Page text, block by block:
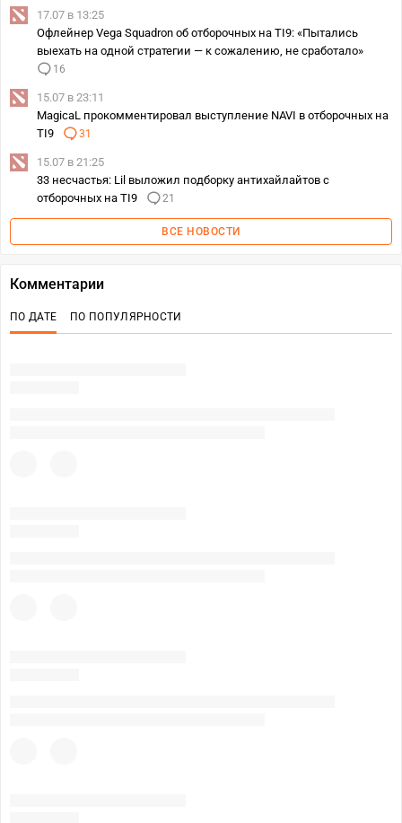
17.07 в 13:25
Офлейнер Vega Squadron об отборочных на TI9: «Пытались
выехать на одной стратегии — к сожалению, не сработало»
16
15.07 в 23:11
MagicaL прокомментировал выступление NAVI в отборочных на
TI9
31
15.07 в 21:25
33 несчастья: Lil выложил подборку антихайлайтов с
отборочных на TI9
21
ВСЕ НОВОСТИ
Комментарии
ПО ДАТЕ ПО ПОПУЛЯРНОСТИ